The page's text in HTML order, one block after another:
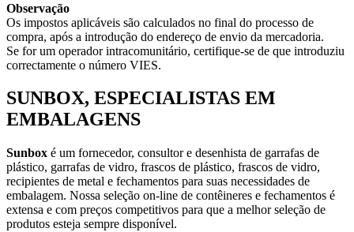
Observação
Os impostos aplicáveis são calculados no final do processo de
compra, após a introdução do endereço de envio da mercadoria.
Se for um operador intracomunitário, certifique-se de que introduziu
correctamente o número VIES.
SUNBOX, ESPECIALISTAS EM
EMBALAGENS
Sunbox é um fornecedor, consultor e desenhista de garrafas de
plástico, garrafas de vidro, frascos de plástico, frascos de vidro,
recipientes de metal e fechamentos para suas necessidades de
embalagem. Nossa seleção on-line de contêineres e fechamentos é
extensa e com preços competitivos para que a melhor seleção de
produtos esteja sempre disponível.